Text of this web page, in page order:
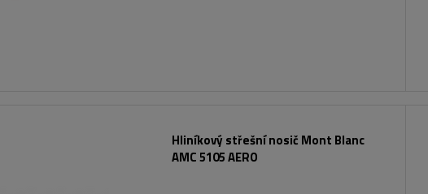
Hliníkový střešní nosič Mont Blanc
AMC 5105 AERO